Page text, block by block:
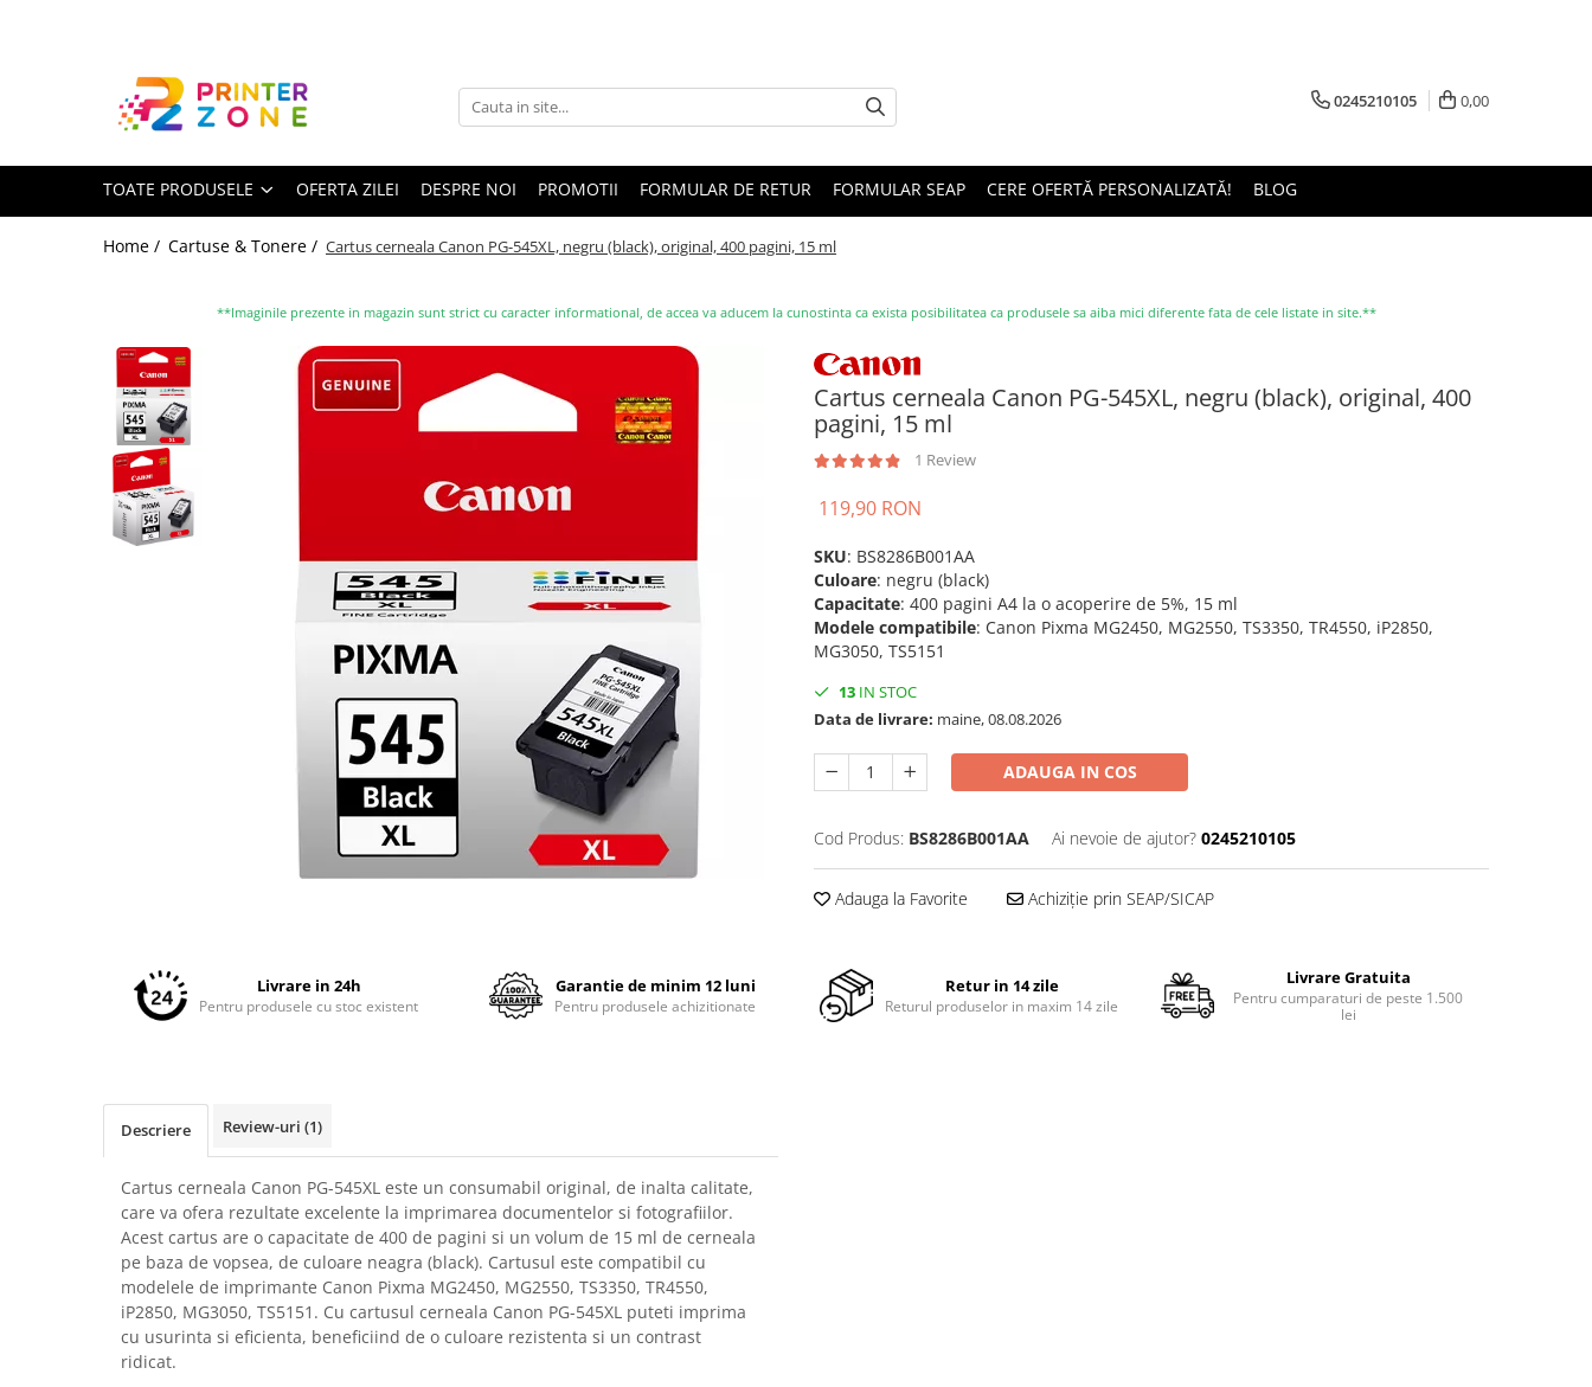
Toate Produsele
Imprimante cu jet
Imprimante termice
Imprimante matriciale
Accesorii imprimante
Accesorii multifunctionale
Piese schimb
Cartuse compatibile
Drum unit compatibile
Accesorii imprimante 3D
Laptopuri / notebookuri
Laptopuri gaming
Accesorii laptop
0245210105 0,00
TOATE PRODUSELE OFERTA ZILEI DESPRE NOI PROMOTII FORMULAR DE RETUR FORMULAR SEAP CERE OFERTĂ PERSONALIZATĂ! BLOG
Home / Cartuse & Tonere / Cartus cerneala Canon PG-545XL, negru (black), original, 400 pagini, 15 ml
**Imaginile prezente in magazin sunt strict cu caracter informational, de accea va aducem la cunostinta ca exista posibilitatea ca produsele sa aiba mici diferente fata de cele listate in site.**
Cartus cerneala Canon PG-545XL, negru (black), original, 400
pagini, 15 ml
1 Review
119,90 RON
SKU: BS8286B001AA
Culoare: negru (black)
Capacitate: 400 pagini A4 la o acoperire de 5%, 15 ml
Modele compatibile: Canon Pixma MG2450, MG2550, TS3350, TR4550, iP2850,
MG3050, TS5151
13 IN STOC
Data de livrare: maine, 08.08.2026
ADAUGA IN COS
Cod Produs: BS8286B001AA Ai nevoie de ajutor? 0245210105
Adauga la Favorite Achiziție prin SEAP/SICAP
Livrare in 24h
Pentru produsele cu stoc existent
Garantie de minim 12 luni
Pentru produsele achizitionate
Retur in 14 zile
Returul produselor in maxim 14 zile
Livrare Gratuita
Pentru cumparaturi de peste 1.500
lei
Descriere Review-uri (1)
Cartus cerneala Canon PG-545XL este un consumabil original, de inalta calitate,
care va ofera rezultate excelente la imprimarea documentelor si fotografiilor.
Acest cartus are o capacitate de 400 de pagini si un volum de 15 ml de cerneala
pe baza de vopsea, de culoare neagra (black). Cartusul este compatibil cu
modelele de imprimante Canon Pixma MG2450, MG2550, TS3350, TR4550,
iP2850, MG3050, TS5151. Cu cartusul cerneala Canon PG-545XL puteti imprima
cu usurinta si eficienta, beneficiind de o culoare rezistenta si un contrast
ridicat.